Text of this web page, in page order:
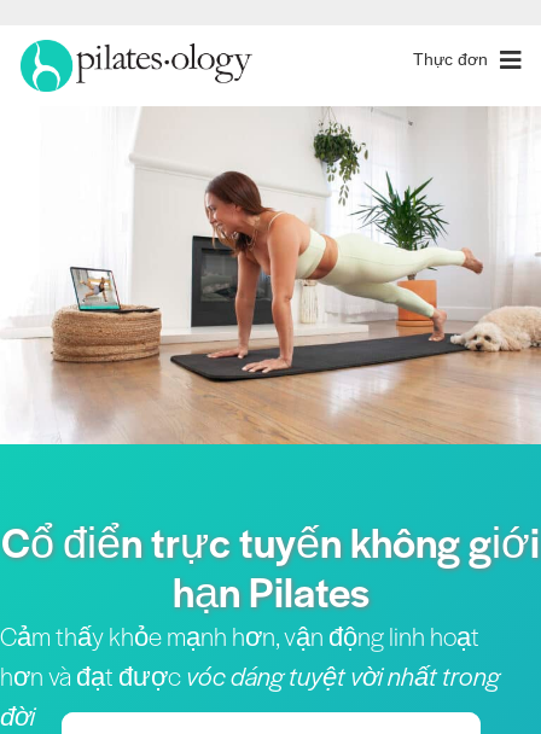
Thực đơn
Cổ điển trực tuyến không giới
hạn Pilates
Cảm thấy khỏe mạnh hơn, vận động linh hoạt
hơn và đạt đượcvóc dáng tuyệt vời nhất trong
đời